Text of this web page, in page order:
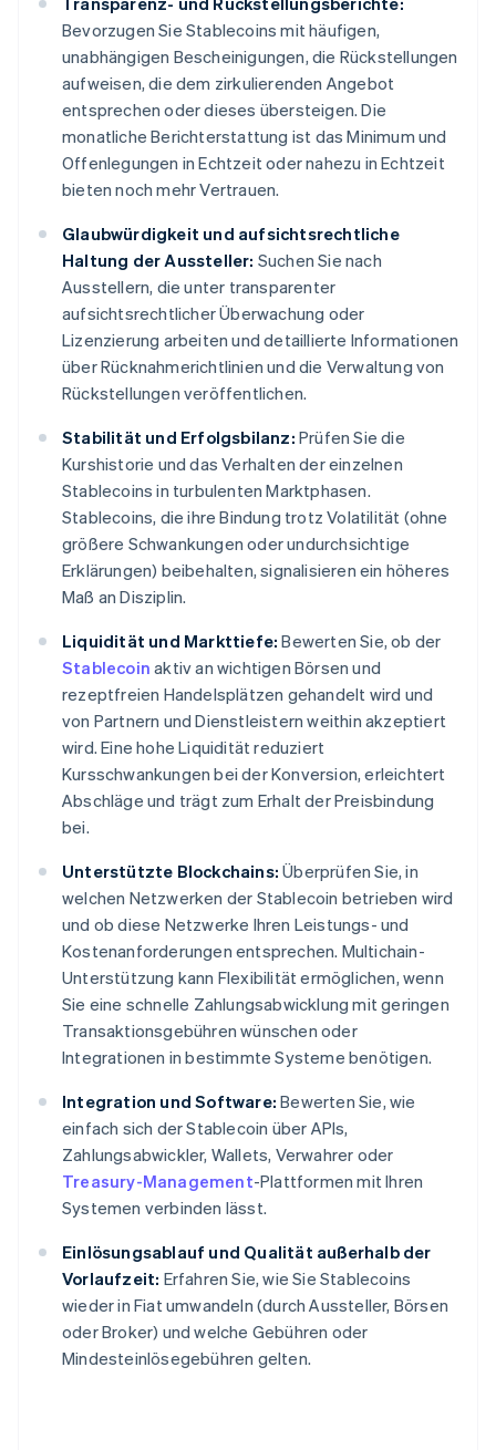
Bevorzugen Sie Stablecoins mit häufigen,
unabhängigen Bescheinigungen, die Rückstellungen
aufweisen, die dem zirkulierenden Angebot
entsprechen oder dieses übersteigen. Die
monatliche Berichterstattung ist das Minimum und
Offenlegungen in Echtzeit oder nahezu in Echtzeit
bieten noch mehr Vertrauen.
Glaubwürdigkeit und aufsichtsrechtliche
Haltung der Aussteller: Suchen Sie nach
Ausstellern, die unter transparenter
aufsichtsrechtlicher Überwachung oder
Lizenzierung arbeiten und detaillierte Informationen
über Rücknahmerichtlinien und die Verwaltung von
Rückstellungen veröffentlichen.
Stabilität und Erfolgsbilanz: Prüfen Sie die
Kurshistorie und das Verhalten der einzelnen
Stablecoins in turbulenten Marktphasen.
Stablecoins, die ihre Bindung trotz Volatilität (ohne
größere Schwankungen oder undurchsichtige
Erklärungen) beibehalten, signalisieren ein höheres
Maß an Disziplin.
Liquidität und Markttiefe: Bewerten Sie, ob der
Stablecoin aktiv an wichtigen Börsen und
rezeptfreien Handelsplätzen gehandelt wird und
von Partnern und Dienstleistern weithin akzeptiert
wird. Eine hohe Liquidität reduziert
Kursschwankungen bei der Konversion, erleichtert
Abschläge und trägt zum Erhalt der Preisbindung
bei.
Unterstützte Blockchains: Überprüfen Sie, in
welchen Netzwerken der Stablecoin betrieben wird
und ob diese Netzwerke Ihren Leistungs- und
Kostenanforderungen entsprechen. Multichain-
Unterstützung kann Flexibilität ermöglichen, wenn
Sie eine schnelle Zahlungsabwicklung mit geringen
Transaktionsgebühren wünschen oder
Integrationen in bestimmte Systeme benötigen.
Integration und Software: Bewerten Sie, wie
einfach sich der Stablecoin über APIs,
Zahlungsabwickler, Wallets, Verwahrer oder
Treasury-Management-Plattformen mit Ihren
Systemen verbinden lässt.
Einlösungsablauf und Qualität außerhalb der
Vorlaufzeit: Erfahren Sie, wie Sie Stablecoins
wieder in Fiat umwandeln (durch Aussteller, Börsen
oder Broker) und welche Gebühren oder
Mindesteinlösegebühren gelten.